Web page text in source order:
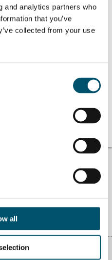
and analytics partners who
that you’ve
collected from your use
all
Lyytikainen
所有文章 Pekka Lyytikainen
您遇到的困难告诉我们，我们一